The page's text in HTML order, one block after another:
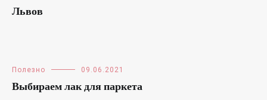
Львов
Полезно 09.06.2021
Выбираем лак для паркета